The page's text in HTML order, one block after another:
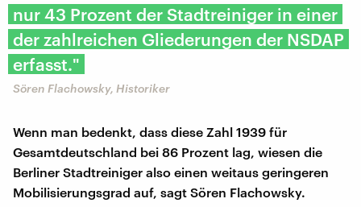
nur 43 Prozent der Stadtreiniger in einer
der zahlreichen Gliederungen der NSDAP
erfasst."
Sören Flachowsky, Historiker
Wenn man bedenkt, dass diese Zahl 1939 für
Gesamtdeutschland bei 86 Prozent lag, wiesen die
Berliner Stadtreiniger also einen weitaus geringeren
Mobilisierungsgrad auf, sagt Sören Flachowsky.